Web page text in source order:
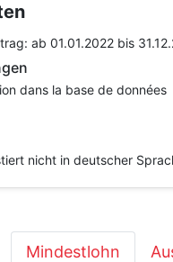
ab 01.01.2022 bis
dans la base de données
nicht in deutscher
Mindestlohn